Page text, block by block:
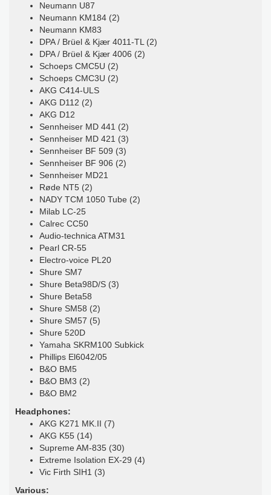
Neumann U87
Neumann KM184 (2)
Neumann KM83
DPA / Brüel & Kjær 4011-TL (2)
DPA / Brüel & Kjær 4006 (2)
Schoeps CMC5U (2)
Schoeps CMC3U (2)
AKG C414-ULS
AKG D112 (2)
AKG D12
Sennheiser MD 441 (2)
Sennheiser MD 421 (3)
Sennheiser BF 509 (3)
Sennheiser BF 906 (2)
Sennheiser MD21
Røde NT5 (2)
NADY TCM 1050 Tube (2)
Milab LC-25
Calrec CC50
Audio-technica ATM31
Pearl CR-55
Electro-voice PL20
Shure SM7
Shure Beta98D/S (3)
Shure Beta58
Shure SM58 (2)
Shure SM57 (5)
Shure 520D
Yamaha SKRM100 Subkick
Phillips El6042/05
B&O BM5
B&O BM3 (2)
B&O BM2
Headphones:
AKG K271 MK.II (7)
AKG K55 (14)
Supreme AM-835 (30)
Extreme Isolation EX-29 (4)
Vic Firth SIH1 (3)
Various: